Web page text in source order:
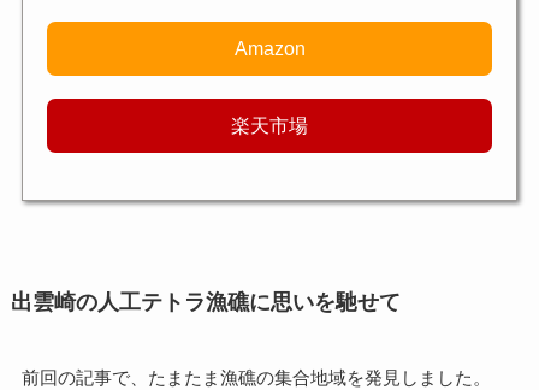
Amazon
楽天市場
出雲崎の人工テトラ漁礁に思いを馳せて
前回の記事で、たまたま漁礁の集合地域を発見しました。